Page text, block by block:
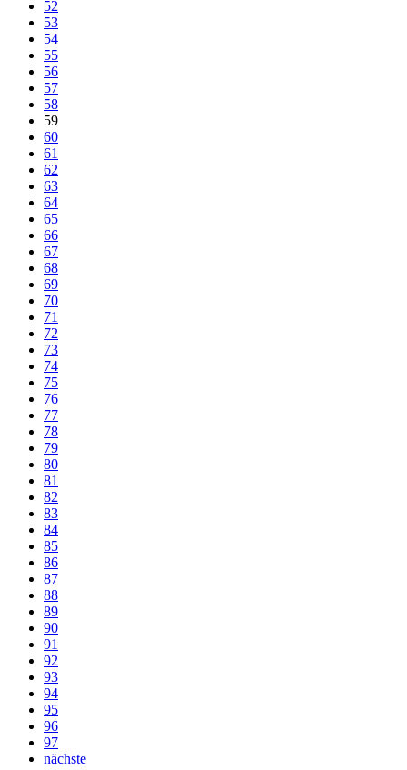
52
53
54
55
56
57
58
59
60
61
62
63
64
65
66
67
68
69
70
71
72
73
74
75
76
77
78
79
80
81
82
83
84
85
86
87
88
89
90
91
92
93
94
95
96
97
nächste